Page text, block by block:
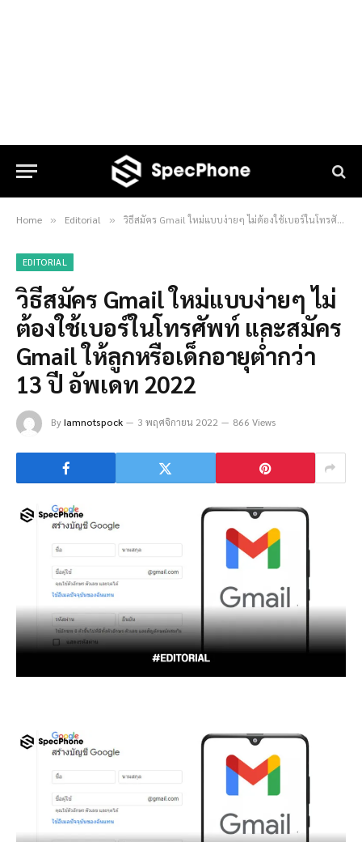
Home » Editorial » วิธีสมัคร Gmail ใหม่แบบง่ายๆ ไม่ต้องใช้เบอร์ในโทรศัพท์ และสมัคร Gmail ให้ลูกหรือเด็กอายุต่ำกว่า 13 ปี อัพเดท 2022
EDITORIAL
วิธีสมัคร Gmail ใหม่แบบง่ายๆ ไม่
ต้องใช้เบอร์ในโทรศัพท์ และสมัคร
Gmail ให้ลูกหรือเด็กอายุต่ำกว่า
13 ปี อัพเดท 2022
ByIamnotspock 3 พฤศจิกายน 2022 866 Views